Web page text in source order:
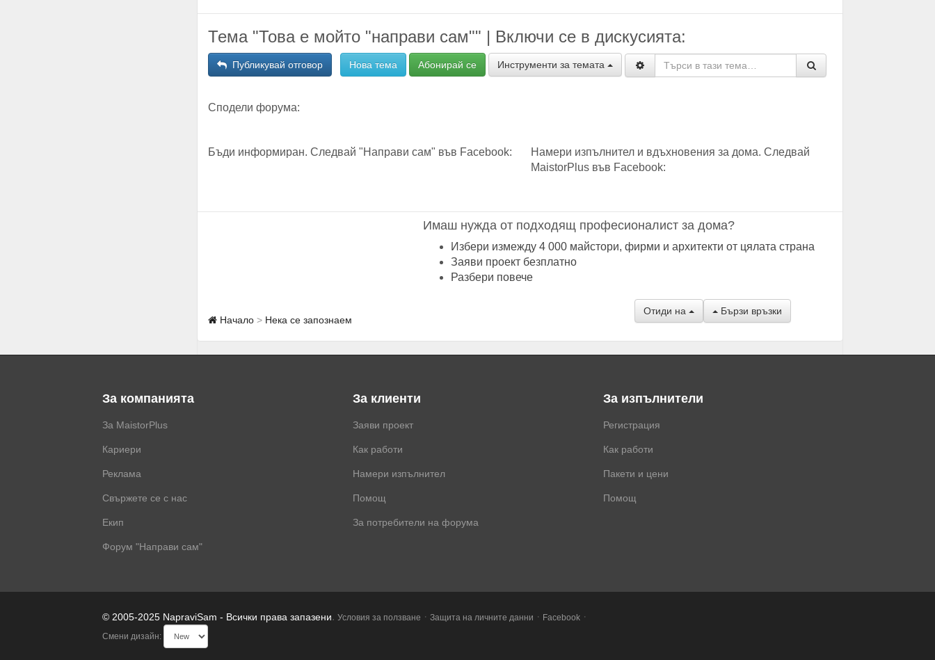
Тема "Това е мойто "направи сам"" | Включи се в дискусията:
Публикувай отговор Нова тема Абонирай се Инструменти за темата
Сподели форума:
Бъди информиран. Следвай "Направи сам" във Facebook:
Намери изпълнител и вдъхновения за дома. Следвай
MaistorPlus във Facebook:
Имаш нужда от подходящ професионалист за дома?
Избери измежду 4 000 майстори, фирми и архитекти от цялата страна
Заяви проект безплатно
Разбери повече
Начало Нека се запознаем
Отиди на Бързи връзки
За компанията
За MaistorPlus
Кариери
Реклама
Свържете се с нас
Екип
Форум "Направи сам"
За клиенти
Заяви проект
Как работи
Намери изпълнител
Помощ
За потребители на форума
За изпълнители
Регистрация
Как работи
Пакети и цени
Помощ
© 2005-2025 NapraviSam - Всички права запазени. Условия за ползване · Защита на личните данни · Facebook ·
Смени дизайн: